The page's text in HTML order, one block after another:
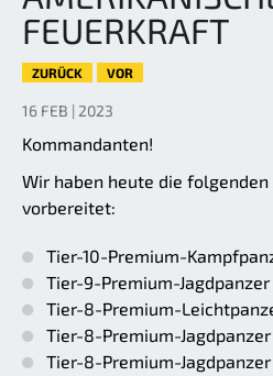
FEUERKRAFT
ZURÜCK VOR
16 FEB | 2023
Kommandanten!
Wir haben heute die
vorbereitet:
Tier-10-Premium-
Tier-9-Premium-Jagdpanzer
Tier-8-Premium-
Tier-8-Premium-
Tier-8-Premium-Jagdpanzer